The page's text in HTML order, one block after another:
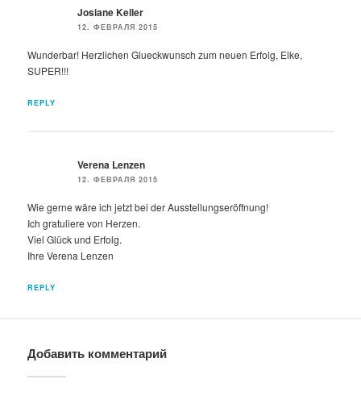
Josiane Keller
12. ФЕВРАЛЯ 2015
Wunderbar! Herzlichen Glueckwunsch zum neuen Erfolg, Elke,
SUPER!!!
REPLY
Verena Lenzen
12. ФЕВРАЛЯ 2015
Wie gerne wäre ich jetzt bei der Ausstellungseröffnung!
Ich gratuliere von Herzen.
Viel Glück und Erfolg.
Ihre Verena Lenzen
REPLY
Добавить комментарий